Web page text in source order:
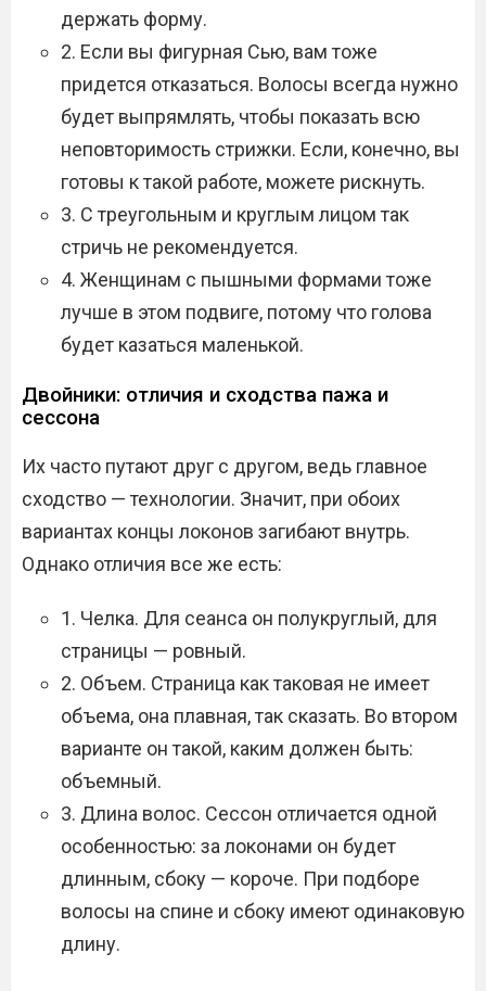
держать форму.
2. Если вы фигурная Сью, вам тоже
придется отказаться. Волосы всегда нужно
будет выпрямлять, чтобы показать всю
неповторимость стрижки. Если, конечно, вы
готовы к такой работе, можете рискнуть.
3. С треугольным и круглым лицом так
стричь не рекомендуется.
4. Женщинам с пышными формами тоже
лучше в этом подвиге, потому что голова
будет казаться маленькой.
Двойники: отличия и сходства пажа и
сессона
Их часто путают друг с другом, ведь главное
сходство — технологии. Значит, при обоих
вариантах концы локонов загибают внутрь.
Однако отличия все же есть:
1. Челка. Для сеанса он полукруглый, для
страницы — ровный.
2. Объем. Страница как таковая не имеет
объема, она плавная, так сказать. Во втором
варианте он такой, каким должен быть:
объемный.
3. Длина волос. Сессон отличается одной
особенностью: за локонами он будет
длинным, сбоку — короче. При подборе
волосы на спине и сбоку имеют одинаковую
длину.